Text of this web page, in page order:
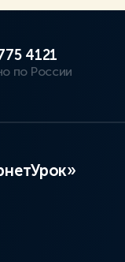
4121
по России